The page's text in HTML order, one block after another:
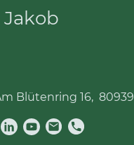
Jakob
Blütenring 16,